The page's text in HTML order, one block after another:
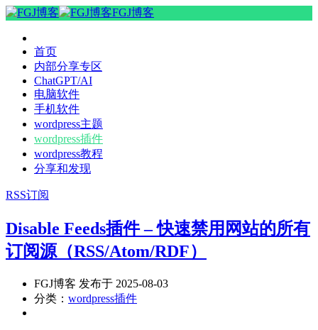
FGJ博客
首页
内部分享专区
ChatGPT/AI
电脑软件
手机软件
wordpress主题
wordpress插件
wordpress教程
分享和发现
RSS订阅
Disable Feeds插件 – 快速禁用网站的所有
订阅源（RSS/Atom/RDF）
FGJ博客 发布于 2025-08-03
分类： wordpress插件